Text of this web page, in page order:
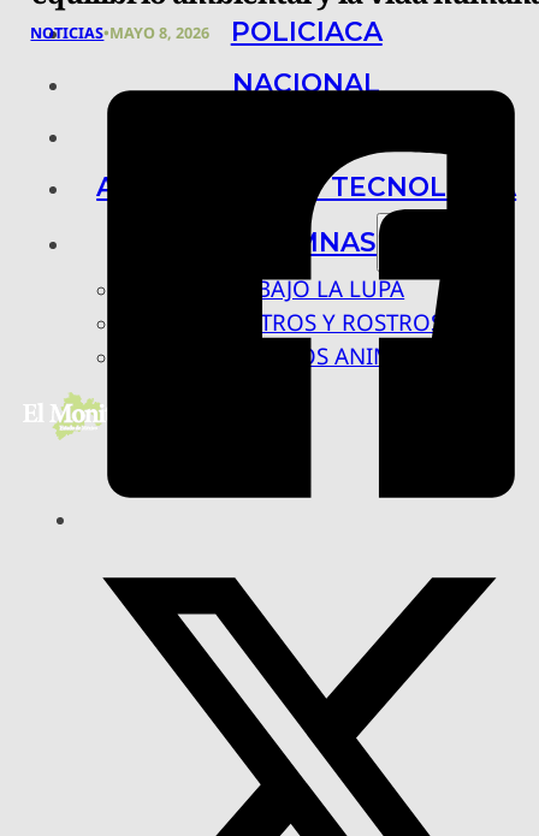
POLICIACA
NACIONAL
ARTE, CIENCIA Y TECNOLOGÍA
COLUMNAS
BAJO LA LUPA
RASTROS Y ROSTROS
VÍNCULOS ANIMALES
NOTICIAS•MAYO 8, 2026